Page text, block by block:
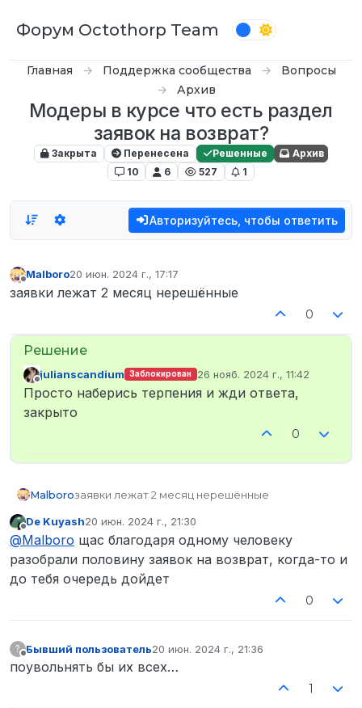
Форум Octothorp Team
Главная Поддержка сообщества
Вопросы
Архив
Модеры в курсе что есть раздел
заявок на возврат?
Закрыта Перенесена Решенные
Архив
10
6 527 1
Авторизуйтесь, чтобы ответить
Malboro20 июн. 2024 г., 17:17
отредактировано
заявки лежат 2 месяц нерешённые
0
Не в сети
julianscandium Заблокирован 26 нояб. 2024 г., 11:42
отредактировано
Просто наберись терпения и жди ответа,
закрыто
0
Malboroзаявки лежат 2 месяц нерешённые
Не в сети
De Kuyash20 июн. 2024 г., 21:30
отредактировано
@Malboro щас благодаря одному человеку
разобрали половину заявок на возврат, когда-то и
до тебя очередь дойдет
0
? Бывший пользователь20 июн. 2024 г., 21:36
отредактировано
поувольнять бы их всех…
1